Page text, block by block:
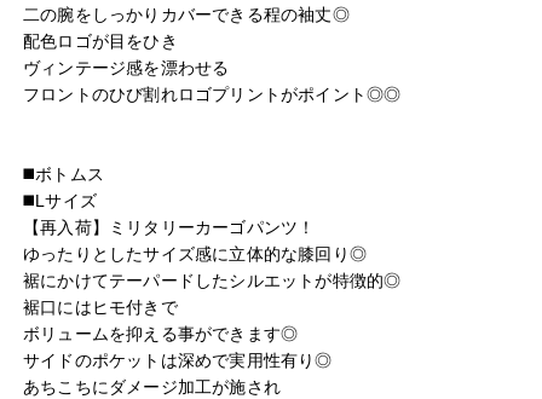
二の腕をしっかりカバーできる程の袖丈◎
配色ロゴが目をひき
ヴィンテージ感を漂わせる
フロントのひび割れロゴプリントがポイント◎◎
◼️ボトムス
◼️Lサイズ
【再入荷】ミリタリーカーゴパンツ！
ゆったりとしたサイズ感に立体的な膝回り◎
裾にかけてテーパードしたシルエットが特徴的◎
裾口にはヒモ付きで
ボリュームを抑える事ができます◎
サイドのポケットは深めで実用性有り◎
あちこちにダメージ加工が施され